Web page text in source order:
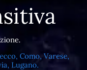
Como, Varese,
Lugano.